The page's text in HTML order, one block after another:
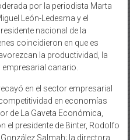
por la periodista Marta
León-Ledesma y el
nacional de la
coincidieron en que es
la productividad, la
canario.
en el sector empresarial
en economías
de La Gaveta Económica,
el presidente de Binter, Rodolfo
Salmah; la directora